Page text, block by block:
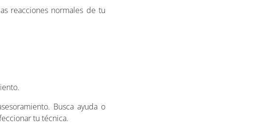
reacciones normales de tu
Busca ayuda o
tu técnica.